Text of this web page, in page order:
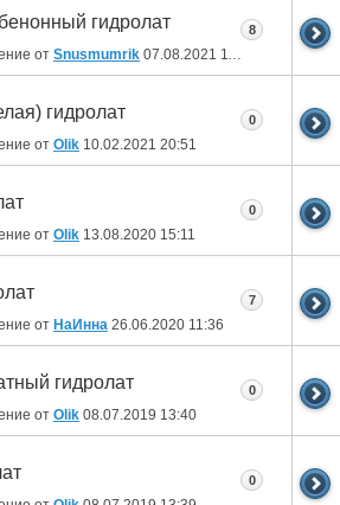
гидролат
от Snusmumrik 07.08.2021 11:47
8
гидролат
от Olik 10.02.2021 20:51
0
от Olik 13.08.2020 15:11
0
от НаИнна 26.06.2020 11:36
7
гидролат
от Olik 08.07.2019 13:40
0
0